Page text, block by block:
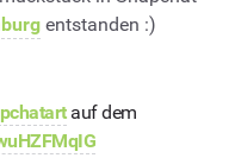
entstanden :)
auf dem